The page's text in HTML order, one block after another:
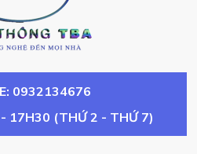
0932134676
- 17H30 (THỨ 2 - THỨ 7)